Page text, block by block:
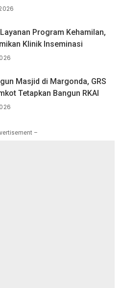
Dipercaya Lebih dari 1,3
Program Kehamilan,
Klinik Inseminasi
Masjid di Margonda, GRS
Tetapkan Bangun RKAI
–